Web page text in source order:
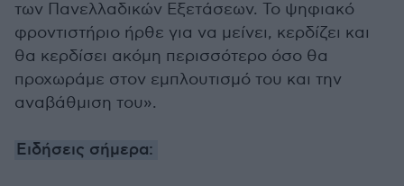
των Πανελλαδικών Εξετάσεων. Το ψηφιακό
φροντιστήριο ήρθε για να μείνει, κερδίζει και
θα κερδίσει ακόμη περισσότερο όσο θα
προχωράμε στον εμπλουτισμό του και την
αναβάθμιση του».
Ειδήσεις σήμερα: